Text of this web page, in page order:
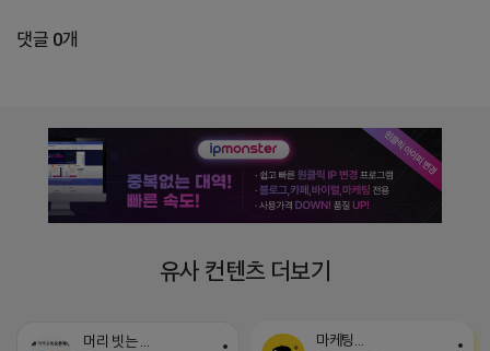
댓글 0개
유사 컨텐츠 더보기